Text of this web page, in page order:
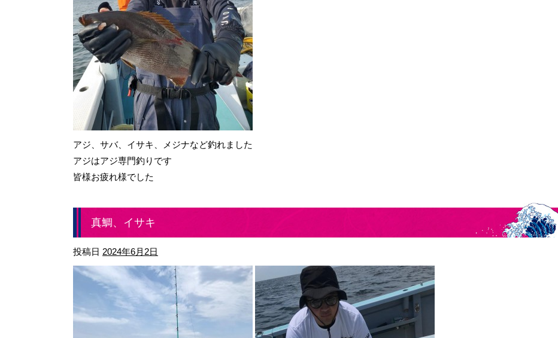
アジ、サバ、イサキ、メジナなど釣れました
アジはアジ専門釣りです
皆様お疲れ様でした
真鯛、イサキ
投稿日 2024年6月2日